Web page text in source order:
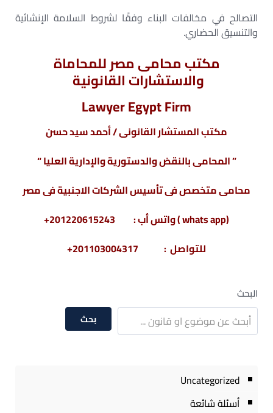
التصالح في مخالفات البناء وفقًا لشروط السلامة الإنشائية
والتنسيق الحضاري.
مكتب محامى مصر للمحاماة
والاستشارات القانونية
Lawyer Egypt Firm
مكتب المستشار القانونى / أحمد سيد حسن
” المحامى بالنقض والدستورية والإدارية العليا “
محامى متخصص فى تأسيس الشركات الاجنبية فى مصر
(whats app ) واتس أب : 201220615243+
للتواصل : 201103004317+
البحث
بحث
Uncategorized
أسئلة شائعة